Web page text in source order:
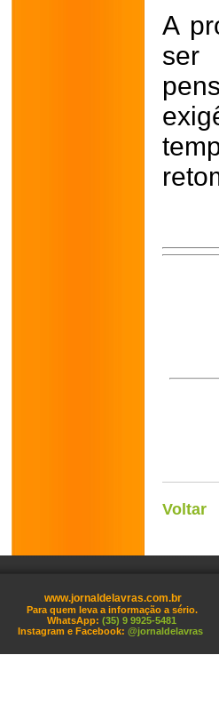
A
ser
Voltar
www.jornaldelavras.com.br
Para quem leva a informação a sério.
WhatsApp: (35) 9 9925-5481
Instagram e Facebook: @jornaldelavras